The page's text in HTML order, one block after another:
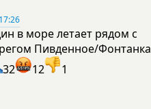
17:26
в море летает рядом с
Пивденное/Фонтанка
32
12 1